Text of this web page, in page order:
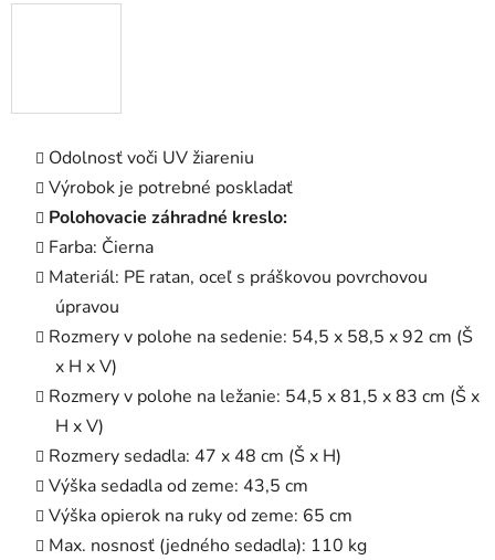
Odolnosť voči UV žiareniu
Výrobok je potrebné poskladať
Polohovacie záhradné kreslo:
Farba: Čierna
Materiál: PE ratan, oceľ s práškovou povrchovou
úpravou
Rozmery v polohe na sedenie: 54,5 x 58,5 x 92 cm (Š
x H x V)
Rozmery v polohe na ležanie: 54,5 x 81,5 x 83 cm (Š x
H x V)
Rozmery sedadla: 47 x 48 cm (Š x H)
Výška sedadla od zeme: 43,5 cm
Výška opierok na ruky od zeme: 65 cm
Max. nosnosť (jedného sedadla): 110 kg